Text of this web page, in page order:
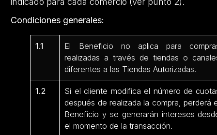
Condiciones generales:
1.1
El Beneficio no aplica para
realizadas a través de tiendas o
diferentes a las Tiendas Autorizadas.
1.2
Si el cliente modifica el número de
después de realizada la compra, perderá
Beneficio y se generarán intereses
el momento de la transacción.